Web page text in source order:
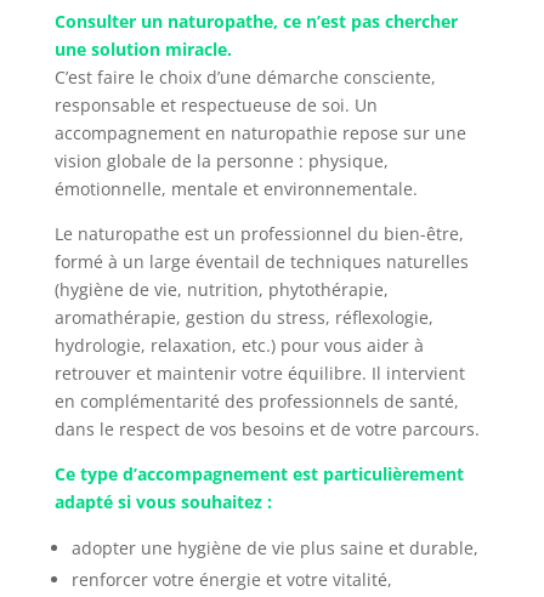
Consulter un naturopathe, ce n’est pas chercher
une solution miracle.
C’est faire le choix d’une démarche consciente,
responsable et respectueuse de soi. Un
accompagnement en naturopathie repose sur une
vision globale de la personne : physique,
émotionnelle, mentale et environnementale.
Le naturopathe est un professionnel du bien-être,
formé à un large éventail de techniques naturelles
(hygiène de vie, nutrition, phytothérapie,
aromathérapie, gestion du stress, réflexologie,
hydrologie, relaxation, etc.) pour vous aider à
retrouver et maintenir votre équilibre. Il intervient
en complémentarité des professionnels de santé,
dans le respect de vos besoins et de votre parcours.
Ce type d’accompagnement est particulièrement
adapté si vous souhaitez :
adopter une hygiène de vie plus saine et durable,
renforcer votre énergie et votre vitalité,